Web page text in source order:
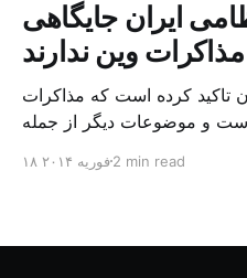
ایران جایگاهی
وین ندارند
تاکید کرده است که مذاکرات
و موضوعات دیگر از جمله
خارجه ایران روز سه شنبه
۱۸ فوریه ۲۰۱۴2 min read